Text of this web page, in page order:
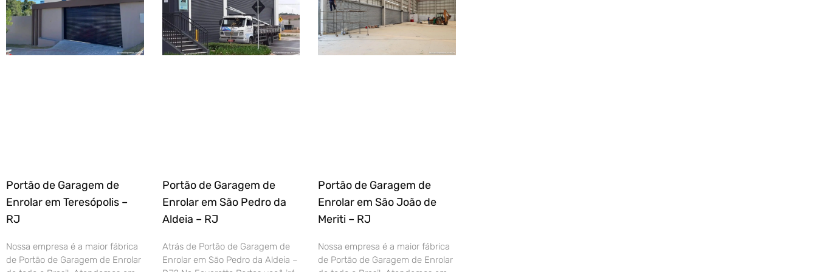
Portão de Garagem de
Enrolar em Teresópolis –
RJ
Nossa empresa é a maior fábrica
de Portão de Garagem de Enrolar
Portão de Garagem de
Enrolar em São Pedro da
Aldeia – RJ
Atrás de Portão de Garagem de
Enrolar em São Pedro da Aldeia –
Portão de Garagem de
Enrolar em São João de
Meriti – RJ
Nossa empresa é a maior fábrica
de Portão de Garagem de Enrolar